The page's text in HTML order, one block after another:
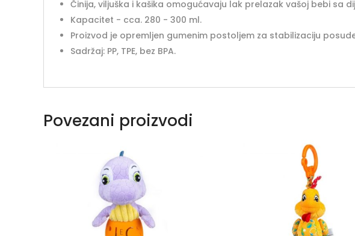
Činija, viljuška i kašika omogućavaju lak prelazak vašoj bebi sa
Kapacitet - cca. 280 - 300 ml.
Proizvod je opremljen gumenim postoljem za stabilizaciju
Sadržaj: PP, TPE, bez BPA.
Povezani proizvodi